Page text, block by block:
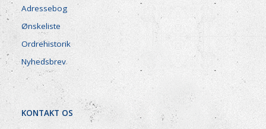
Adressebog
Ønskeliste
Ordrehistorik
Nyhedsbrev
KONTAKT OS